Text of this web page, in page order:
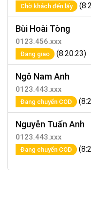
Chờ khách đến lấy
Bùi Hoài Tòng
0123.456.xxx
Đang giao (8:20:23)
Ngô Nam Anh
0123.443.xxx
Đang chuyển COD
Nguyễn Tuấn Anh
0123.443.xxx
Đang chuyển COD